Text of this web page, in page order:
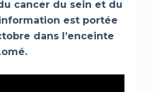
cancer du sein et du
est portée
dans l’enceinte